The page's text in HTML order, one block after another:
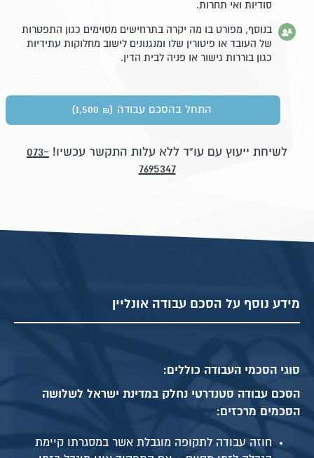
סודיות ואי תחרות.
בנוסף, מפורט בו מה יקרה בתרחישים מסוימים כגון התפטרות
של העובד או פיטורין שלו ומנגנונים לישוב מחלוקות עתידיות
כגון בוררות גישור או פניה לבית הדין.
התחל בהסכם עבודה (1,500
₪
)
לשיחת ייעוץ עם עו"ד ללא עלות התקשר עכשיו! 073-
7695347
מידע נוסף על הסכם עבודה אונליין
סוגי הסכמי העבודה כוללים:
הסכם עבודה סטנדרטי נחלק במדינת ישראל לשלושה
הסכמים מרכזים:
חוזה עבודה לתקופה מוגבלת אשר במסגרתו קיימת